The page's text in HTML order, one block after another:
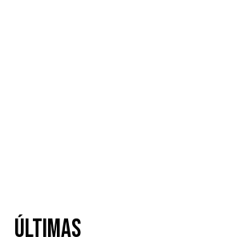
Últimas